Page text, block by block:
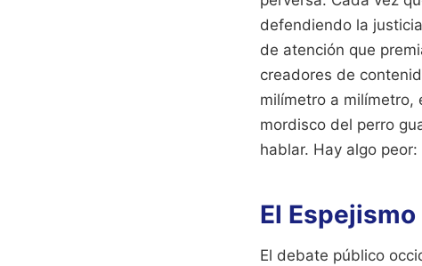
defendiendo la
de atención que
creadores de
milímetro a milímetro,
mordisco del perro
hablar. Hay algo
El
El debate público